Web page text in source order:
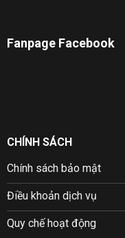
Fanpage Facebook
CHÍNH SÁCH
Chính sách bảo mật
Điều khoản dịch vụ
Quy chế hoạt động